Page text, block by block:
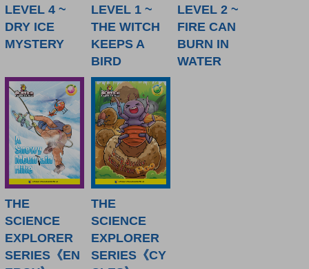
LEVEL 4 ~
DRY ICE
MYSTERY
LEVEL 1 ~
THE WITCH
KEEPS A
BIRD
LEVEL 2 ~
FIRE CAN
BURN IN
WATER
THE
SCIENCE
EXPLORER
SERIES《EN
THE
SCIENCE
EXPLORER
SERIES《CY